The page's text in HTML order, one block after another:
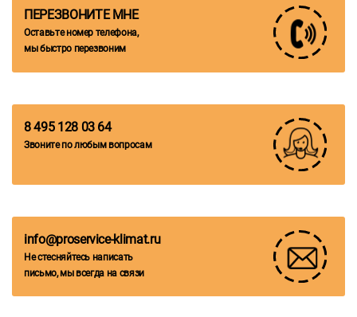
ПЕРЕЗВОНИТЕ МНЕ
Оставьте номер телефона,
мы быстро перезвоним
8 495 128 03 64
Звоните по любым вопросам
info@proservice-klimat.ru
Не стесняйтесь написать
письмо, мы всегда на связи